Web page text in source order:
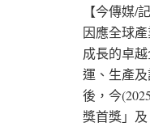
【今傳媒/
因應全球
成長的卓
運、生產
後，今
獎首獎」